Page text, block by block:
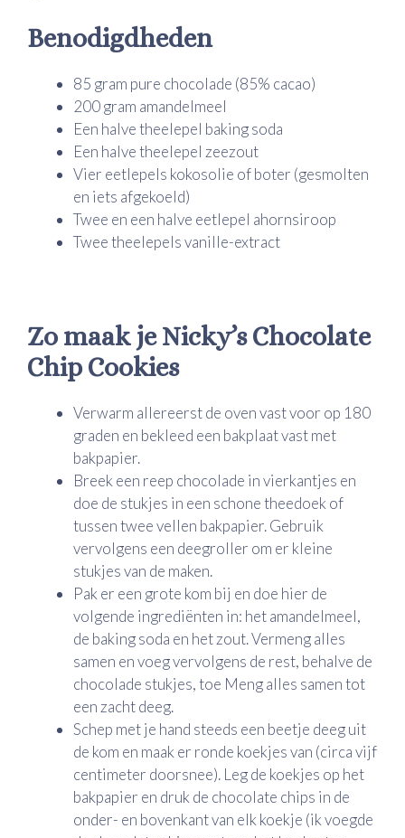
Benodigdheden
85 gram pure chocolade (85% cacao)
200 gram amandelmeel
Een halve theelepel baking soda
Een halve theelepel zeezout
Vier eetlepels kokosolie of boter (gesmolten
en iets afgekoeld)
Twee en een halve eetlepel ahornsiroop
Twee theelepels vanille-extract
Zo maak je Nicky’s Chocolate
Chip Cookies
Verwarm allereerst de oven vast voor op 180
graden en bekleed een bakplaat vast met
bakpapier.
Breek een reep chocolade in vierkantjes en
doe de stukjes in een schone theedoek of
tussen twee vellen bakpapier. Gebruik
vervolgens een deegroller om er kleine
stukjes van de maken.
Pak er een grote kom bij en doe hier de
volgende ingrediënten in: het amandelmeel,
de baking soda en het zout. Vermeng alles
samen en voeg vervolgens de rest, behalve de
chocolade stukjes, toe Meng alles samen tot
een zacht deeg.
Schep met je hand steeds een beetje deeg uit
de kom en maak er ronde koekjes van (circa vijf
centimeter doorsnee). Leg de koekjes op het
bakpapier en druk de chocolate chips in de
onder- en bovenkant van elk koekje (ik voegde